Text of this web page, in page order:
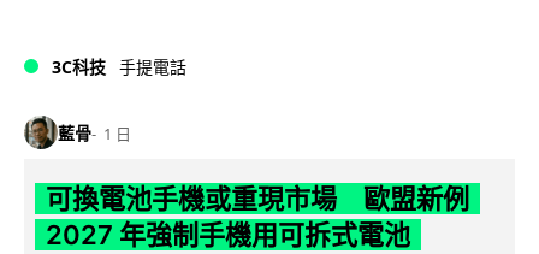
3C科技 手提電話
藍骨 1 日
可換電池手機或重現市場 歐盟新例
2027 年強制手機用可拆式電池